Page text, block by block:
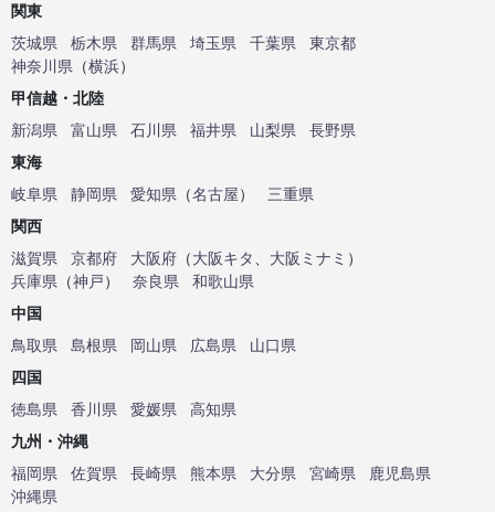
関東
茨城県
栃木県 群馬県 埼玉県 千葉県
東京都
神奈川県 （横浜）
甲信越・北陸
新潟県
富山県 石川県 福井県 山梨県
長野県
東海
岐阜県
静岡県 愛知県 （名古屋）
三重県
関西
滋賀県
京都府 大阪府 （大阪キタ 大阪ミナミ ）
兵庫県 （神戸） 奈良県
和歌山県
中国
鳥取県
島根県 岡山県 広島県
山口県
四国
徳島県
香川県 愛媛県
高知県
九州・沖縄
福岡県
佐賀県 長崎県 熊本県 大分県 宮崎県
鹿児島県
沖縄県